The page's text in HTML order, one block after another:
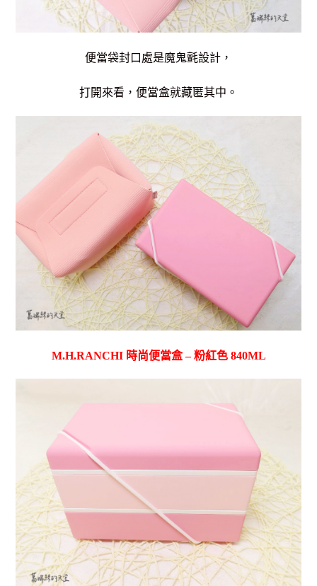
便當袋封口處是魔鬼氈設計，
打開來看，便當盒就藏匿其中。
M.H.RANCHI 時尚便當盒 – 粉紅色 840ML